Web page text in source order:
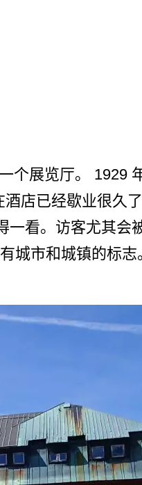
展览厅。 1929
店已经歇业­很久了
一看。访客尤其会
城市和城镇的标志